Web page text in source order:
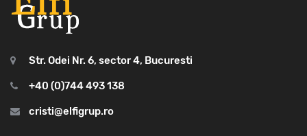
Str. Odei Nr. 6, sector 4, Bucuresti
+40 (0)744 493 138
cristi@elfigrup.ro